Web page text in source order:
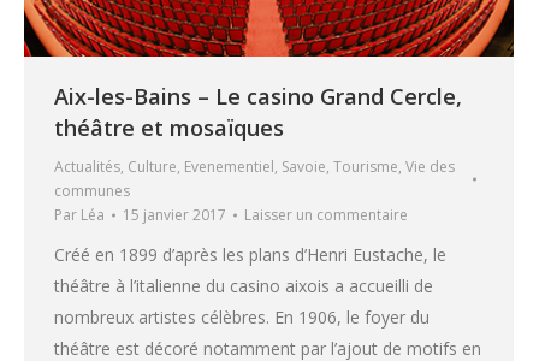
Aix-les-Bains – Le casino Grand Cercle,
théâtre et mosaïques
Actualités, Culture, Evenementiel, Savoie, Tourisme, Vie des
communes
Par Léa 15 janvier 2017 Laisser un commentaire
Créé en 1899 d’après les plans d’Henri Eustache, le
théâtre à l’italienne du casino aixois a accueilli de
nombreux artistes célèbres. En 1906, le foyer du
théâtre est décoré notamment par l’ajout de motifs en